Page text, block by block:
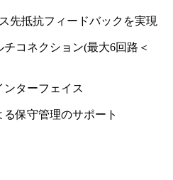
先抵抗フィードバックを実現
コネクション(最大6回路＜
ターフェイス
保守管理のサポート